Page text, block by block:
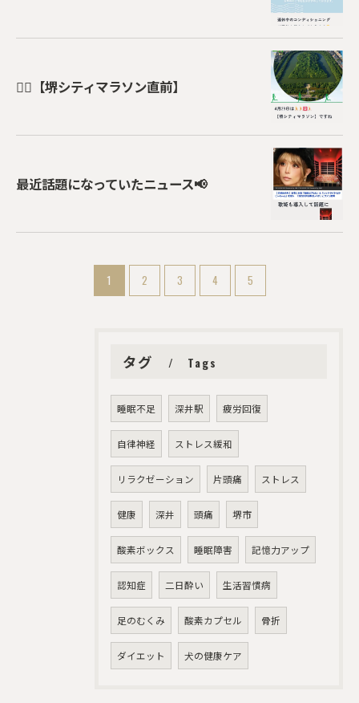
🏃‍♂️【堺シティマラソン直前】
最近話題になっていたニュース📢
1 2 3 4 5
タグ Tags
睡眠不足 深井駅 疲労回復
自律神経 ストレス緩和
リラクゼーション 片頭痛 ストレス
健康 深井 頭痛 堺市
酸素ボックス 睡眠障害 記憶力アップ
認知症 二日酔い 生活習慣病
足のむくみ 酸素カプセル 骨折
ダイエット 犬の健康ケア